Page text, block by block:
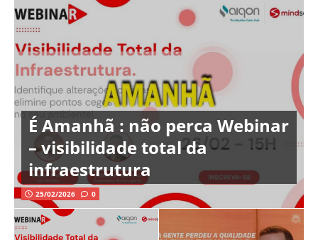
É Amanhã : não perca Webinar
– visibilidade total da
infraestrutura
25/02/2026 0